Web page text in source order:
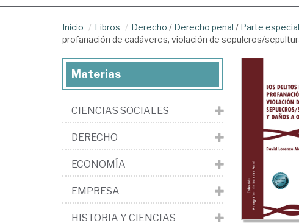
Inicio Libros Derecho / Derecho penal / Parte especial
profanación de cadáveres, violación de sepulcros/
Materias
CIENCIAS SOCIALES
DERECHO
ECONOMÍA
EMPRESA
HISTORIA Y CIENCIAS